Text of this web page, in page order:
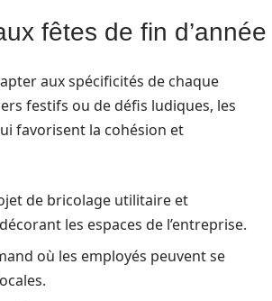
fêtes de fin d’année
aux spécificités de chaque
festifs ou de défis ludiques, les
favorisent la cohésion et
de bricolage utilitaire et
les espaces de l’entreprise.
où les employés peuvent se